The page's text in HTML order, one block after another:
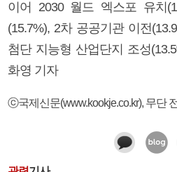
이어 2030 월드 엑스포 유치
(15.7%), 2차 공공기관 이전
첨단 지능형 산업단지 조성
화영 기자
ⓒ국제신문(www.kookje.co.kr), 무단